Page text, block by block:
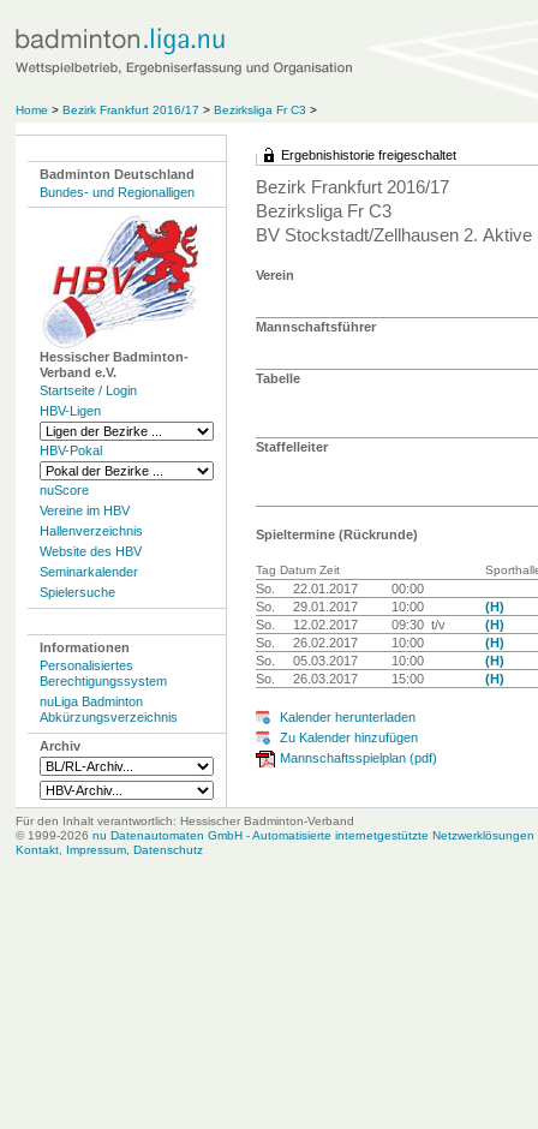
Home > Bezirk Frankfurt 2016/17 > Bezirksliga Fr C3 >
Badminton Deutschland
Bundes- und Regionalligen
Hessischer Badminton-
Verband e.V.
Startseite / Login
HBV-Ligen
HBV-Pokal
nuScore
Vereine im HBV
Hallenverzeichnis
Website des HBV
Seminarkalender
Spielersuche
Informationen
Personalisiertes
Berechtigungssystem
nuLiga Badminton
Abkürzungsverzeichnis
Archiv
Ergebnishistorie freigeschaltet
Bezirk Frankfurt 2016/17
Bezirksliga Fr C3
BV Stockstadt/Zellhausen 2. Aktive
Verein
Mannschaftsführer
Tabelle
Staffelleiter
Spieltermine (Rückrunde)
Tag Datum Zeit
So. 22.01.2017
00:00
So.
29.01.2017 10:00
(H)
So.
12.02.2017 09:30 t/v
(H)
So.
26.02.2017 10:00
(H)
So.
05.03.2017 10:00
(H)
So.
26.03.2017 15:00 (H)
Kalender herunterladen
Zu Kalender hinzufügen
Mannschaftsspielplan (pdf)
Für den Inhalt verantwortlich: Hessischer Badminton-Verband
© 1999-2026 nu Datenautomaten GmbH - Automatisierte internetgestützte Netzwerklösungen
Kontakt, Impressum, Datenschutz